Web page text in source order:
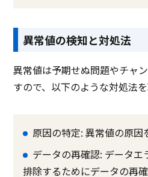
異常値の検知と対処法
異常値は予期せぬ問題やチャ
すので、以下のような対処法を
原因の特定: 異常値の原因
データの再確認: データエ
排除するためにデータの再確